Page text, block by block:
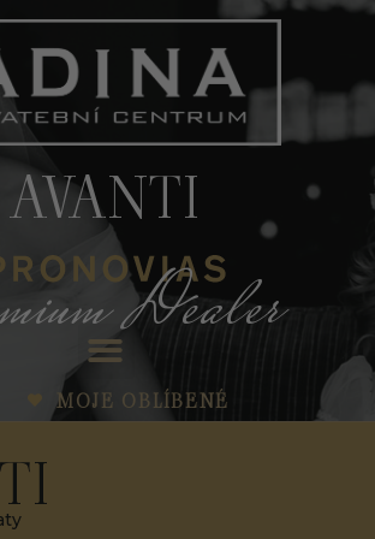
AVANTI
Dealer
MOJE OBLÍBENÉ